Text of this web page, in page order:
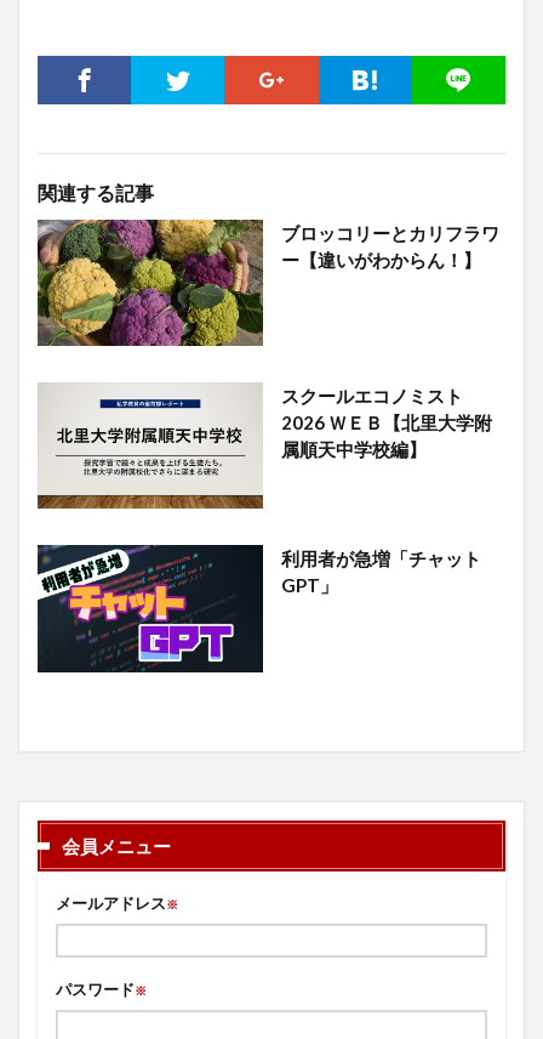
関連する記事
ブロッコリーとカリフラワ
ー【違いがわからん！】
スクールエコノミスト
2026 ＷＥＢ【北里大学附
属順天中学校編】
利用者が急増「チャット
GPT」
会員メニュー
メールアドレス※
パスワード※